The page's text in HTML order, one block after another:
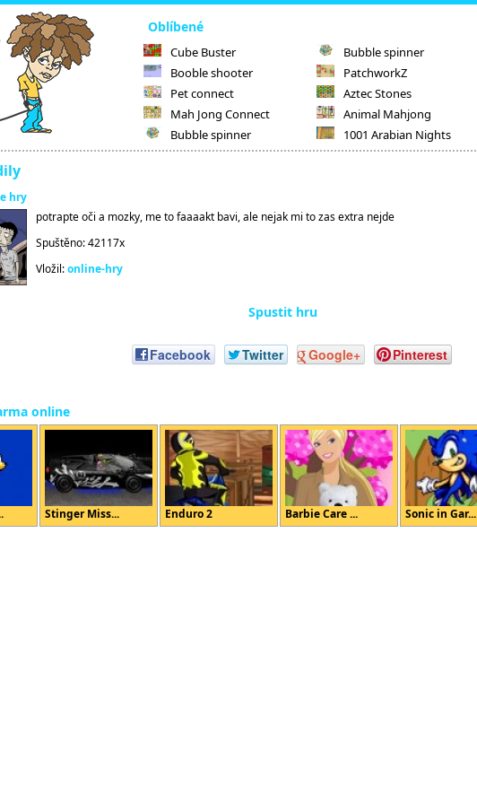
Oblíbené
Cube Buster
Booble shooter
Pet connect
Mah Jong Connect
Bubble spinner
Bubble spinner
PatchworkZ
Aztec Stones
Animal Mahjong
1001 Arabian Nights
hry
potrapte oči a mozky, me to faaaakt bavi, ale nejak mi to zas extra nejde
Spuštěno: 42117x
Vložil:online-hry
Spustit hru
Facebook Twitter Google+ Pinterest
online
Stinger Miss... Enduro 2 Barbie Care ... Sonic in Gar...